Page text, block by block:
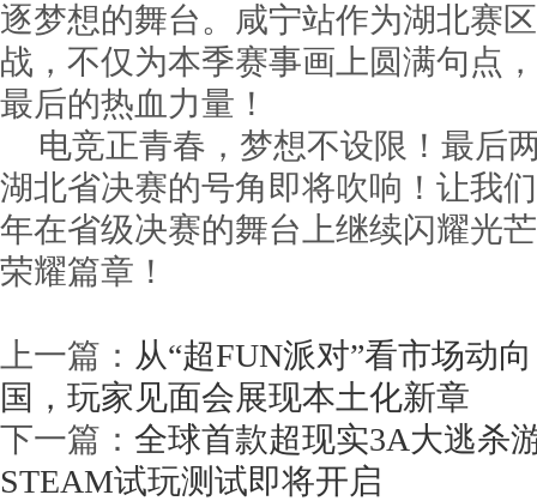
逐梦想的舞台。咸宁站作为湖北赛
战，不仅为本季赛事画上圆满句点
最后的热血力量！
电竞正青春，梦想不设限！最后
湖北省决赛的号角即将吹响！让我
年在省级决赛的舞台上继续闪耀光
荣耀篇章！
上一篇： 从“超FUN派对”看市场动
国，玩家见面会展现本土化新章
下一篇： 全球首款超现实3A大逃杀
STEAM试玩测试即将开启